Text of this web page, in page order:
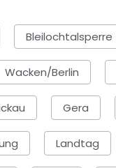
Bleilochtalsperre
Wacken/Berlin
Gera
Landtag